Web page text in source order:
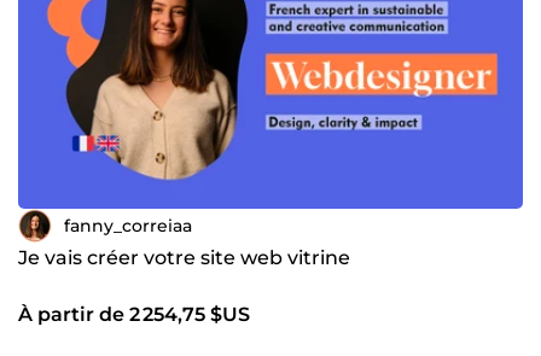
fanny_correiaa
Je vais créer votre site web vitrine
À partir de 2 254,75 $US